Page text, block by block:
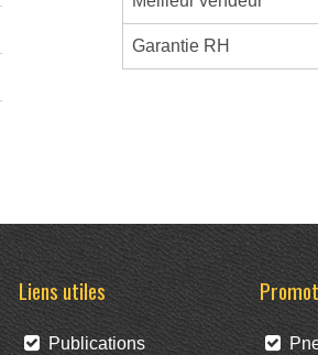
Garantie RH
Liens utiles
Publications